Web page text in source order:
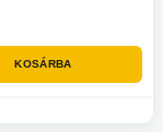
KOSÁRBA